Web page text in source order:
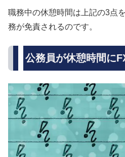
職務中の休憩時間は上記の3点
務が免責されるのです。
公務員が休憩時間に